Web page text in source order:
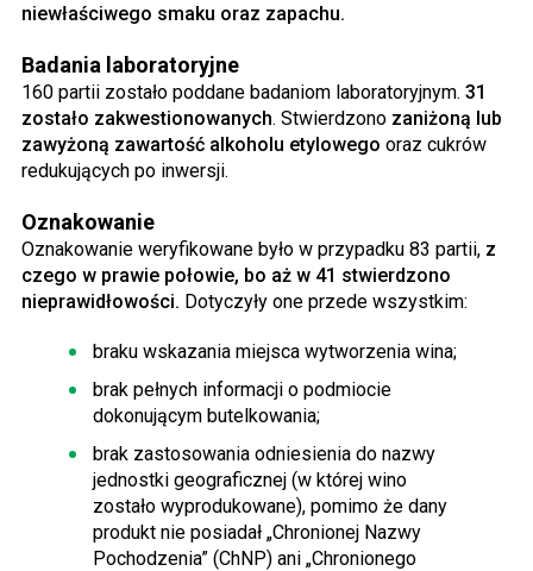
niewłaściwego smaku oraz zapachu.
Badania laboratoryjne
160 partii zostało poddane badaniom laboratoryjnym. 31
zostało zakwestionowanych. Stwierdzono zaniżoną lub
zawyżoną zawartość alkoholu etylowego oraz cukrów
redukujących po inwersji.
Oznakowanie
Oznakowanie weryfikowane było w przypadku 83 partii, z
czego w prawie połowie, bo aż w 41 stwierdzono
nieprawidłowości. Dotyczyły one przede wszystkim:
braku wskazania miejsca wytworzenia wina;
brak pełnych informacji o podmiocie
dokonującym butelkowania;
brak zastosowania odniesienia do nazwy
jednostki geograficznej (w której wino
zostało wyprodukowane), pomimo że dany
produkt nie posiadał „Chronionej Nazwy
Pochodzenia” (ChNP) ani „Chronionego